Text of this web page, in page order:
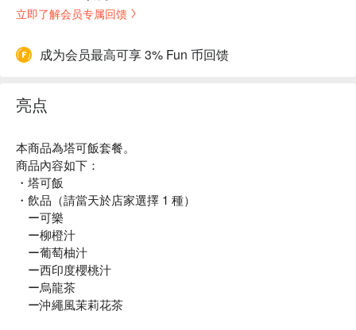
立即了解会员专属回馈
成为会员最高可享 3% Fun 币回馈
亮点
本商品為塔可飯套餐。
商品內容如下：
・塔可飯
・飲品（請當天於店家選擇 1 種）
ー可樂
ー柳橙汁
ー葡萄柚汁
ー西印度櫻桃汁
ー烏龍茶
ー沖繩風茉莉花茶